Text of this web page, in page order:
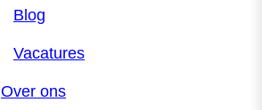
Blog
Vacatures
Over ons